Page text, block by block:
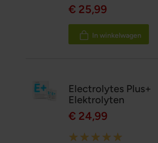
€ 25,99
In winkelwagen
Electrolytes Plus+
Elektrolyten
€ 24,99
Rating: